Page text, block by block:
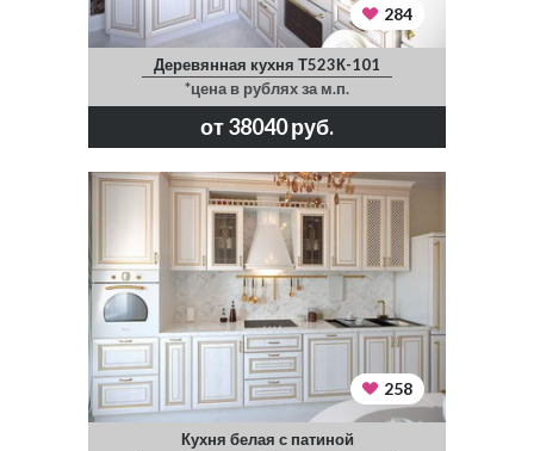
284
Деревянная кухня Т523К-101
*цена в рублях за м.п.
от 38040 руб.
258
Кухня белая с патиной